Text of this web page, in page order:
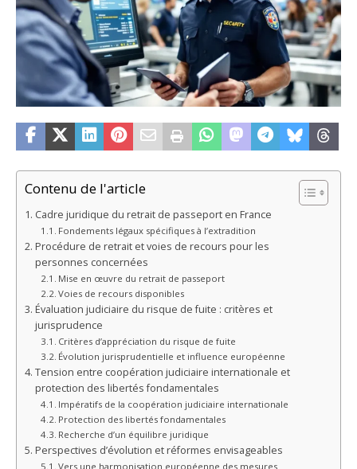
Contenu de l'article
Cadre juridique du retrait de passeport en France
Fondements légaux spécifiques à l’extradition
Procédure de retrait et voies de recours pour les
personnes concernées
Mise en œuvre du retrait de passeport
Voies de recours disponibles
Évaluation judiciaire du risque de fuite : critères et
jurisprudence
Critères d’appréciation du risque de fuite
Évolution jurisprudentielle et influence européenne
Tension entre coopération judiciaire internationale et
protection des libertés fondamentales
Impératifs de la coopération judiciaire internationale
Protection des libertés fondamentales
Recherche d’un équilibre juridique
Perspectives d’évolution et réformes envisageables
Vers une harmonisation européenne des mesures